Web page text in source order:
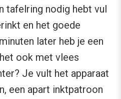
tafelring nodig hebt vul
en het goede
later heb je een
ook met vlees
Je vult het apparaat
een apart inktpatroon